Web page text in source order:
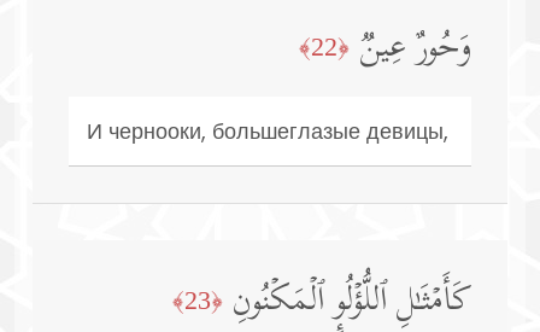
وَحُورٌ عِینࣱ ﴿22﴾
И чернооки, большеглазые девицы,
كَأَمۡثَـٰلِ ٱللُّؤۡلُوِٕ ٱلۡمَكۡنُونِ ﴿23﴾